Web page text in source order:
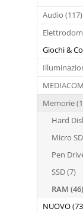
Audio (117)
Giochi &
Memorie
Hard
Micro
Pen
SSD (7)
RAM (46)
NUOVO